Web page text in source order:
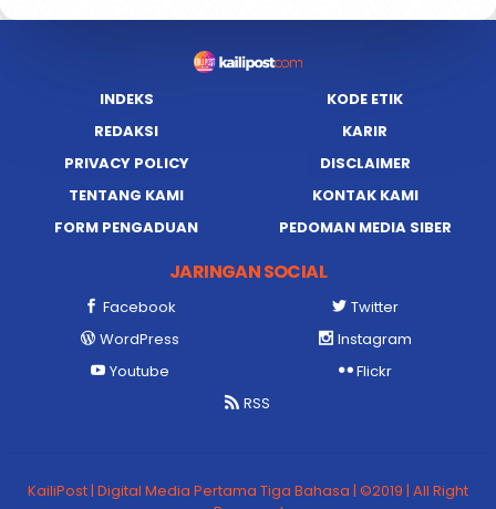
INDEKS
KODE ETIK
REDAKSI
KARIR
PRIVACY POLICY
DISCLAIMER
TENTANG KAMI
KONTAK KAMI
FORM PENGADUAN
PEDOMAN MEDIA SIBER
JARINGAN SOCIAL
Facebook
Twitter
WordPress
Instagram
Youtube
Flickr
RSS
KailiPost | Digital Media Pertama Tiga Bahasa | ©2019 | All Right